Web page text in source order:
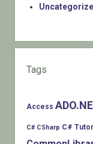
Tags
Access
C# CSharp C#